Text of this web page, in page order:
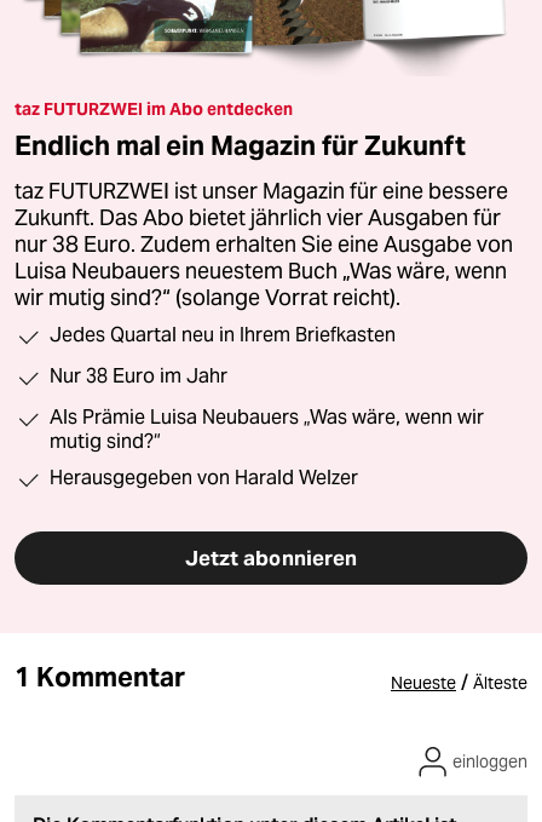
taz FUTURZWEI im Abo entdecken
Endlich mal ein Magazin für Zukunft
taz FUTURZWEI ist unser Magazin für eine bessere
Zukunft. Das Abo bietet jährlich vier Ausgaben für
nur 38 Euro. Zudem erhalten Sie eine Ausgabe von
Luisa Neubauers neuestem Buch „Was wäre, wenn
wir mutig sind?“ (solange Vorrat reicht).
Jedes Quartal neu in Ihrem Briefkasten
Nur 38 Euro im Jahr
Als Prämie Luisa Neubauers „Was wäre, wenn wir
mutig sind?“
Herausgegeben von Harald Welzer
Jetzt abonnieren
1 Kommentar Neueste / Älteste
einloggen